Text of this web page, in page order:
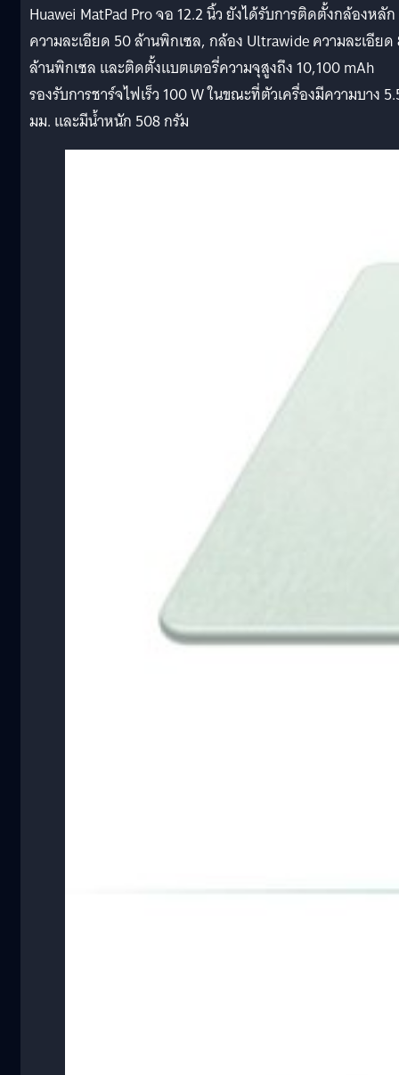
Huawei MatPad Pro จอ 12.2 นิ้ว ยังได้รับการติดตั้งกล้องหลัก
ความละเอียด 50 ล้านพิกเซล, กล้อง Ultrawide ความละเอียด
ล้านพิกเซล และติดตั้งแบตเตอรี่ความจุสูงถึง 10,100 mAh
รองรับการชาร์จไฟเร็ว 100 W ในขณะที่ตัวเครื่องมีความบาง
มม. และมีน้ำหนัก 508 กรัม